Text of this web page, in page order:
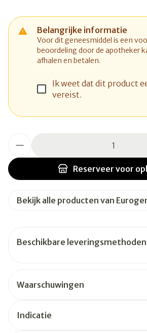
Belangrijke informatie
Voor dit geneesmiddel is een
beoordeling door de apotheker
afhalen en betalen.
Ik weet dat dit product
vereist.
Reserveer voor
Bekijk alle producten van
Beschikbare leveringsmethoden
Waarschuwingen
Indicatie